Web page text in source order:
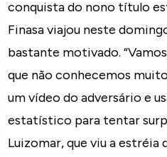
conquista do nono título
Finasa viajou neste
bastante motivado.
que não conhecemos
um vídeo do adversário e
estatístico para tentar
Luizomar, que viu a